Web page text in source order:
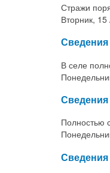
Стражи
Вторник,
В селе
Полностью